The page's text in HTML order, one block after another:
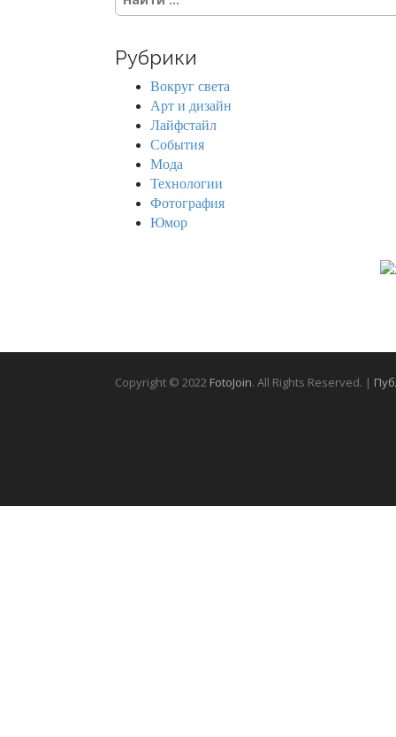
e
c
Рубрики
Вокруг света
Арт и дизайн
Лайфстайл
События
Мода
Технологии
Фотография
Юмор
Copyright © 2022 FotoJoin. All Rights Reserved. |